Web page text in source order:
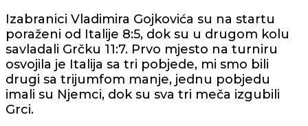
Izabranici Vladimira Gojkovića su na startu
poraženi od Italije 8:5, dok su u drugom kolu
savladali Grčku 11:7. Prvo mjesto na turniru
osvojila je Italija sa tri pobjede, mi smo bili
drugi sa trijumfom manje, jednu pobjedu
imali su Njemci, dok su sva tri meča izgubili
Grci.